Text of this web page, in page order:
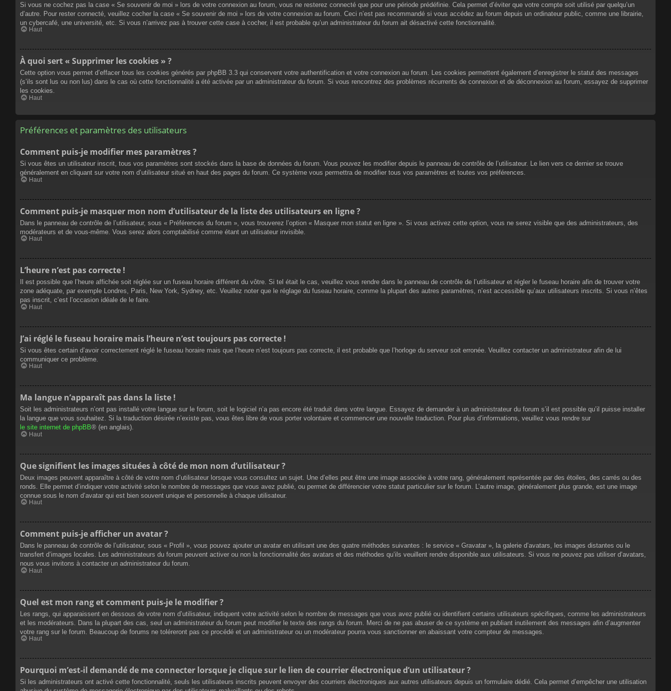
Si vous ne cochez pas la case « Se souvenir de moi » lors de votre connexion au forum, vous ne resterez connecté que pour une période prédéfinie. Cela permet d’éviter que votre compte soit utilisé par quelqu’un
d’autre. Pour rester connecté, veuillez cocher la case « Se souvenir de moi » lors de votre connexion au forum. Ceci n’est pas recommandé si vous accédez au forum depuis un ordinateur public, comme une librairie,
un cybercafé, une université, etc. Si vous n’arrivez pas à trouver cette case à cocher, il est probable qu’un administrateur du forum ait désactivé cette fonctionnalité.
Haut
À quoi sert « Supprimer les cookies » ?
Cette option vous permet d’effacer tous les cookies générés par phpBB 3.3 qui conservent votre authentification et votre connexion au forum. Les cookies permettent également d’enregistrer le statut des messages
(s’ils sont lus ou non lus) dans le cas où cette fonctionnalité a été activée par un administrateur du forum. Si vous rencontrez des problèmes récurrents de connexion et de déconnexion au forum, essayez de supprimer
les cookies.
Haut
Préférences et paramètres des utilisateurs
Comment puis-je modifier mes paramètres ?
Si vous êtes un utilisateur inscrit, tous vos paramètres sont stockés dans la base de données du forum. Vous pouvez les modifier depuis le panneau de contrôle de l’utilisateur. Le lien vers ce dernier se trouve
généralement en cliquant sur votre nom d’utilisateur situé en haut des pages du forum. Ce système vous permettra de modifier tous vos paramètres et toutes vos préférences.
Haut
Comment puis-je masquer mon nom d’utilisateur de la liste des utilisateurs en ligne ?
Dans le panneau de contrôle de l’utilisateur, sous « Préférences du forum », vous trouverez l’option « Masquer mon statut en ligne ». Si vous activez cette option, vous ne serez visible que des administrateurs, des
modérateurs et de vous-même. Vous serez alors comptabilisé comme étant un utilisateur invisible.
Haut
L’heure n’est pas correcte !
Il est possible que l’heure affichée soit réglée sur un fuseau horaire différent du vôtre. Si tel était le cas, veuillez vous rendre dans le panneau de contrôle de l’utilisateur et régler le fuseau horaire afin de trouver votre
zone adéquate, par exemple Londres, Paris, New York, Sydney, etc. Veuillez noter que le réglage du fuseau horaire, comme la plupart des autres paramètres, n’est accessible qu’aux utilisateurs inscrits. Si vous n’êtes
pas inscrit, c’est l’occasion idéale de le faire.
Haut
J’ai réglé le fuseau horaire mais l’heure n’est toujours pas correcte !
Si vous êtes certain d’avoir correctement réglé le fuseau horaire mais que l’heure n’est toujours pas correcte, il est probable que l’horloge du serveur soit erronée. Veuillez contacter un administrateur afin de lui
communiquer ce problème.
Haut
Ma langue n’apparaît pas dans la liste !
Soit les administrateurs n’ont pas installé votre langue sur le forum, soit le logiciel n’a pas encore été traduit dans votre langue. Essayez de demander à un administrateur du forum s’il est possible qu’il puisse installer
la langue que vous souhaitez. Si la traduction désirée n’existe pas, vous êtes libre de vous porter volontaire et commencer une nouvelle traduction. Pour plus d’informations, veuillez vous rendre sur
le site internet de phpBB® (en anglais).
Haut
Que signifient les images situées à côté de mon nom d’utilisateur ?
Deux images peuvent apparaître à côté de votre nom d’utilisateur lorsque vous consultez un sujet. Une d’elles peut être une image associée à votre rang, généralement représentée par des étoiles, des carrés ou des
ronds. Elle permet d’indiquer votre activité selon le nombre de messages que vous avez publié, ou permet de différencier votre statut particulier sur le forum. L’autre image, généralement plus grande, est une image
connue sous le nom d’avatar qui est bien souvent unique et personnelle à chaque utilisateur.
Haut
Comment puis-je afficher un avatar ?
Dans le panneau de contrôle de l’utilisateur, sous « Profil », vous pouvez ajouter un avatar en utilisant une des quatre méthodes suivantes : le service « Gravatar », la galerie d’avatars, les images distantes ou le
transfert d’images locales. Les administrateurs du forum peuvent activer ou non la fonctionnalité des avatars et des méthodes qu’ils veuillent rendre disponible aux utilisateurs. Si vous ne pouvez pas utiliser d’avatars,
nous vous invitons à contacter un administrateur du forum.
Haut
Quel est mon rang et comment puis-je le modifier ?
Les rangs, qui apparaissent en dessous de votre nom d’utilisateur, indiquent votre activité selon le nombre de messages que vous avez publié ou identifient certains utilisateurs spécifiques, comme les administrateurs
et les modérateurs. Dans la plupart des cas, seul un administrateur du forum peut modifier le texte des rangs du forum. Merci de ne pas abuser de ce système en publiant inutilement des messages afin d’augmenter
votre rang sur le forum. Beaucoup de forums ne toléreront pas ce procédé et un administrateur ou un modérateur pourra vous sanctionner en abaissant votre compteur de messages.
Haut
Pourquoi m’est-il demandé de me connecter lorsque je clique sur le lien de courrier électronique d’un utilisateur ?
Si les administrateurs ont activé cette fonctionnalité, seuls les utilisateurs inscrits peuvent envoyer des courriers électroniques aux autres utilisateurs depuis un formulaire dédié. Cela permet d’empêcher une utilisation